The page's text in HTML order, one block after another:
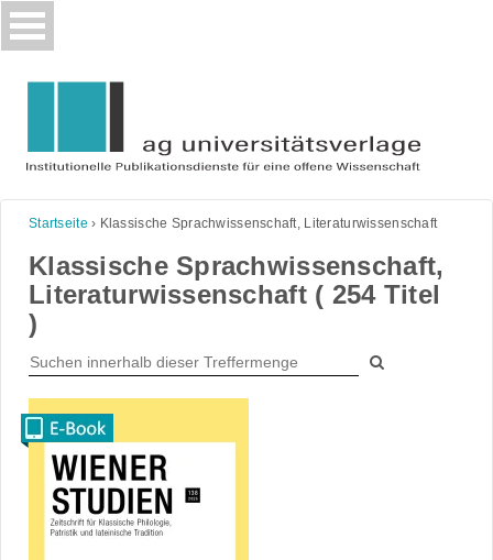
Skip
to
Startseite › Klassische Sprachwissenschaft, Literaturwissenschaft
Klassische Sprachwissenschaft,
Literaturwissenschaft ( 254 Titel
)